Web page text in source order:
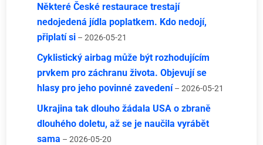
Některé České restaurace trestají
nedojedená jídla poplatkem. Kdo nedojí,
připlatí si – 2026-05-21
Cyklistický airbag může být rozhodujícím
prvkem pro záchranu života. Objevují se
hlasy pro jeho povinné zavedení – 2026-05-21
Ukrajina tak dlouho žádala USA o zbraně
dlouhého doletu, až se je naučila vyrábět
sama – 2026-05-20